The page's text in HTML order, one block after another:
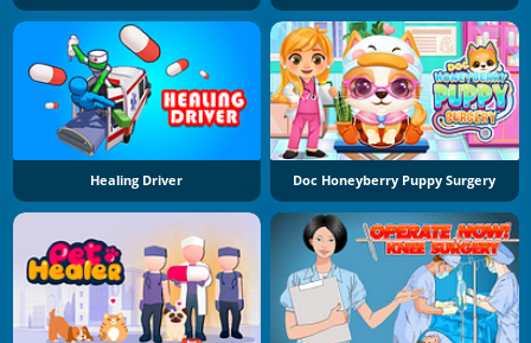
Healing Driver Doc Honeyberry Puppy Surgery